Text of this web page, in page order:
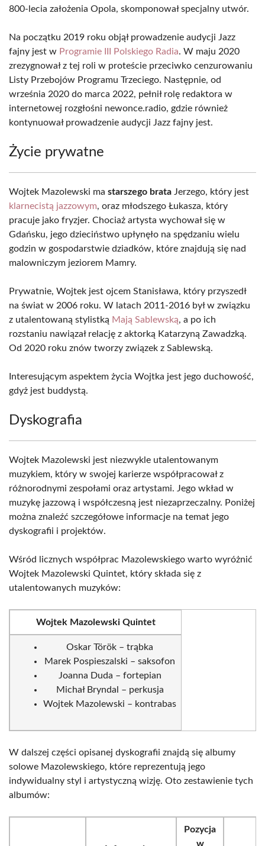
800-lecia założenia Opola, skomponował specjalny utwór.
Na początku 2019 roku objął prowadzenie audycji Jazz
fajny jest w Programie III Polskiego Radia. W maju 2020
zrezygnował z tej roli w proteście przeciwko cenzurowaniu
Listy Przebojów Programu Trzeciego. Następnie, od
września 2020 do marca 2022, pełnił rolę redaktora w
internetowej rozgłośni newonce.radio, gdzie również
kontynuował prowadzenie audycji Jazz fajny jest.
Życie prywatne
Wojtek Mazolewski ma starszego brata Jerzego, który jest
klarnecistą jazzowym, oraz młodszego Łukasza, który
pracuje jako fryzjer. Chociaż artysta wychował się w
Gdańsku, jego dzieciństwo upłynęło na spędzaniu wielu
godzin w gospodarstwie dziadków, które znajdują się nad
malowniczym jeziorem Mamry.
Prywatnie, Wojtek jest ojcem Stanisława, który przyszedł
na świat w 2006 roku. W latach 2011-2016 był w związku
z utalentowaną stylistką Mają Sablewską, a po ich
rozstaniu nawiązał relację z aktorką Katarzyną Zawadzką.
Od 2020 roku znów tworzy związek z Sablewską.
Interesującym aspektem życia Wojtka jest jego duchowość,
gdyż jest buddystą.
Dyskografia
Wojtek Mazolewski jest niezwykle utalentowanym
muzykiem, który w swojej karierze współpracował z
różnorodnymi zespołami oraz artystami. Jego wkład w
muzykę jazzową i współczesną jest niezaprzeczalny. Poniżej
można znaleźć szczegółowe informacje na temat jego
dyskografii i projektów.
Wśród licznych współprac Mazolewskiego warto wyróżnić
Wojtek Mazolewski Quintet, który składa się z
utalentowanych muzyków:
Wojtek Mazolewski Quintet
Oskar Török – trąbka
Marek Pospieszalski – saksofon
Joanna Duda – fortepian
Michał Bryndal – perkusja
Wojtek Mazolewski – kontrabas
W dalszej części opisanej dyskografii znajdą się albumy
solowe Mazolewskiego, które reprezentują jego
indywidualny styl i artystyczną wizję. Oto zestawienie tych
albumów:
Pozycja
w